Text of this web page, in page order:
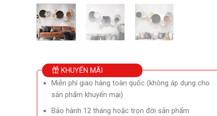
KHUYẾN MÃI
Miễn phí giao hàng toàn quốc (không áp dụng cho
sản phẩm khuyến mại)
Bảo hành 12 tháng hoặc trọn đời sản phẩm